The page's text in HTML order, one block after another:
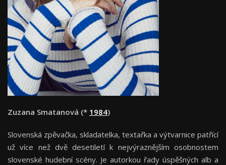
Zuzana Smatanová (* 1984)
Slovenská zpěvačka, skladatelka, textařka a výtvarnice patřící
už více než dvě desetiletí k nejvýraznějším osobnostem
slovenské hudební scény. Je autorkou řady úspěšných alb a